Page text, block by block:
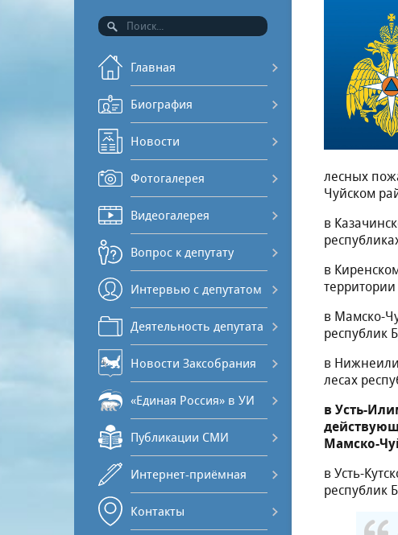
Главная
Биография
Новости
Фотогалерея
Видеогалерея
Вопрос к депутату
Интервью с депутатом
Деятельность депутата
Новости Заксобрания
«Единая Россия» в УИ
Публикации СМИ
Интернет-приёмная
Контакты
лесных
Чуйском
в
в
в Мамско-
республик
в
лесах
в Усть-
Мамско-
в Усть-
республик